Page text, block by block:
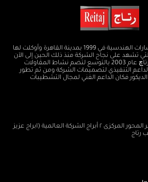
بدأت نشاطها بالأستشارات الهندسية في 1999 بمدينة القاهرة وأوكلت لها
تشهد على نجاح الشركة منذ ذلك الحين إلى الآن
.وقد قامت شركة رتاچ عام 2003 بالتوسع لتضم نشاط المقاولات
التنفيذي لتصميمات الشركة ومن ثم تطور
فكان الداعم الفني لمجال التشطيبات
السادس من اكتوبر المحور المركزى ٢ أبراج الشركة العالمية (ابراج عزيز